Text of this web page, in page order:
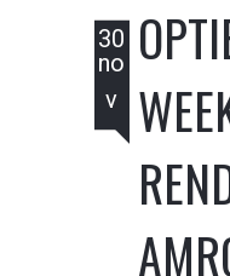
30
no
v